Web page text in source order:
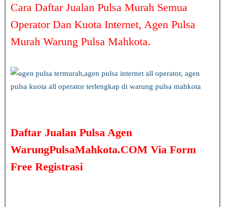
Cara Daftar Jualan Pulsa Murah Semua
Operator Dan Kuota Internet, Agen Pulsa
Murah Warung Pulsa Mahkota.
Daftar Jualan Pulsa Agen
WarungPulsaMahkota.COM Via Form
Free Registrasi